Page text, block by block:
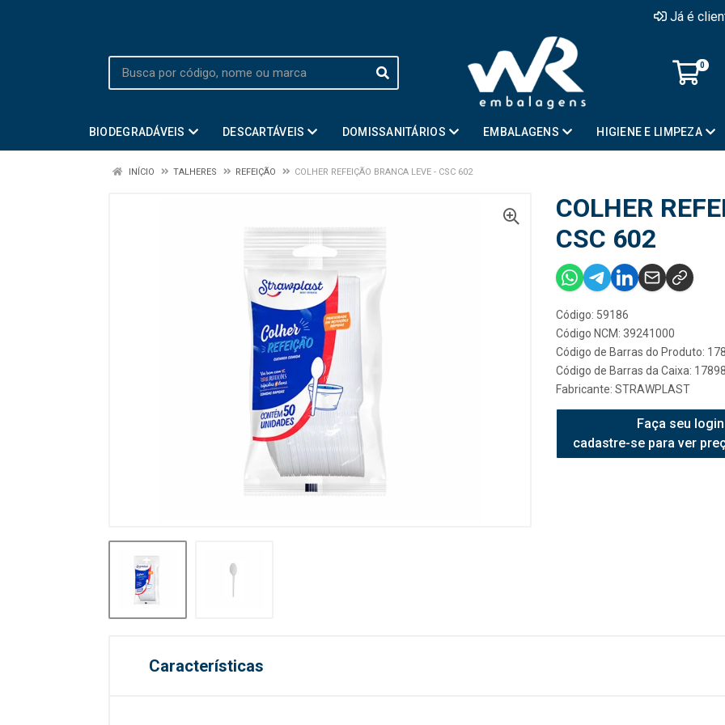
Já é
0
BIODEGRADÁVEIS DESCARTÁVEIS DOMISSANITÁRIOS EMBALAGENS HIGIENE E LIMPEZA
INÍCIO TALHERES REFEIÇÃO COLHER REFEIÇÃO BRANCA LEVE - CSC 602
COLHER
CSC 602
Código: 59186
Código NCM: 39241000
Código de Barras do Produto:
Código de Barras da Caixa:
Fabricante: STRAWPLAST
Faça seu
cadastre-se para ver
Características